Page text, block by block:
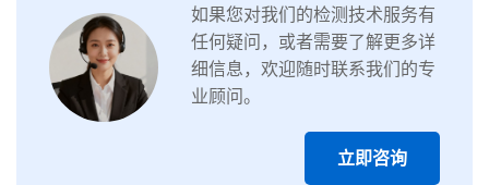
如果您对我们的检测技术服务有
任何疑问，或者需要了解更多详
细信息，欢迎随时联系我们的专
业顾问。
立即咨询